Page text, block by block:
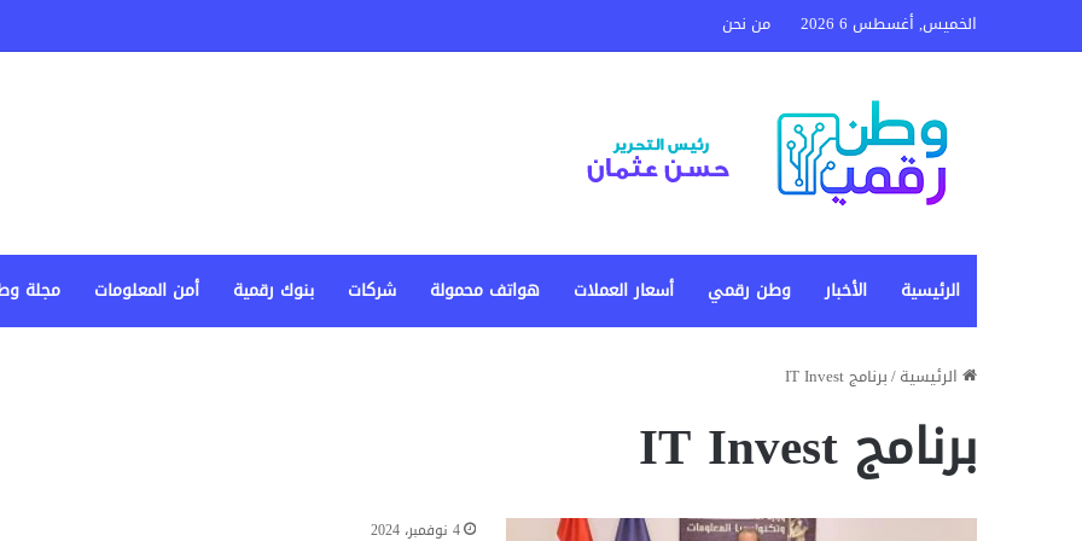
الخميس, أغسطس 6 2026 من نحن
الرئيسية الأخبار وطن رقمي أسعار العملات هواتف محمولة شركات بنوك رقمية أمن المعلومات مجلة
الرئيسية/برنامج IT Invest
برنامج IT Invest
4 نوفمبر، 2024